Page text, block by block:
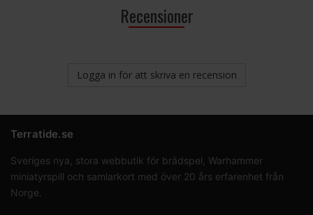
Recensioner
Logga in för att skriva en recension
Terratide.se
Sveriges nya, stora webbutik för brädspel, Warhammer
miniatyrspill och samlarkort med över 20 års erfarenhet från
Norge.